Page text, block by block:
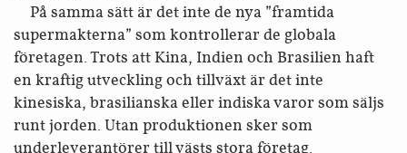
På samma sätt är det inte de nya ”framtida
supermakterna” som kontrollerar de globala
företagen. Trots att Kina, Indien och Brasilien haft
en kraftig utveckling och tillväxt är det inte
kinesiska, brasilianska eller indiska varor som säljs
runt jorden. Utan produktionen sker som
underleverantörer till västs stora företag.